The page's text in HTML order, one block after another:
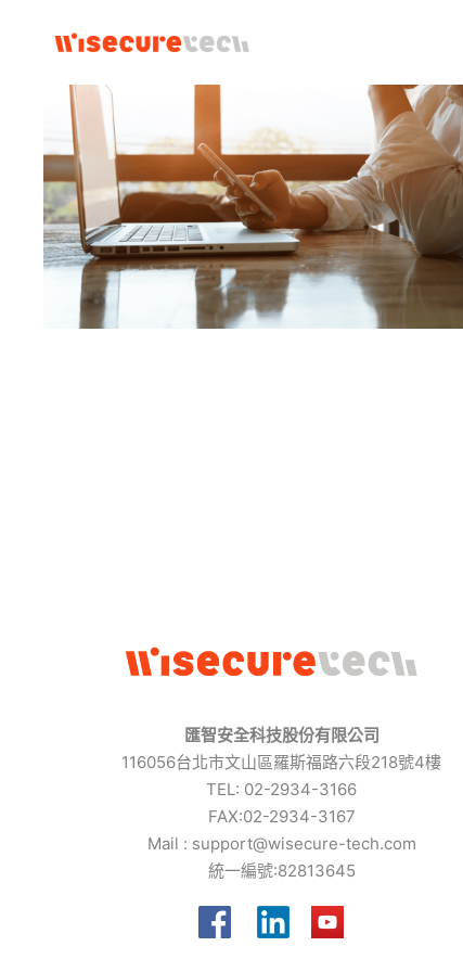
匯智安全科技股份有限公司
116056台北市文山區羅斯福路六段218號4樓
TEL: 02-2934-3166
FAX:02-2934-3167
Mail : support@wisecure-tech.com
統一編號:82813645